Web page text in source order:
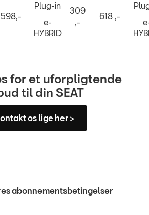
598,-
Plug-in
e-
HYBRID
309
,-
618 ,-
for et uforpligtende
til din SEAT
os lige her >
abonnementsbetingelser